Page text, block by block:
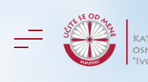
content